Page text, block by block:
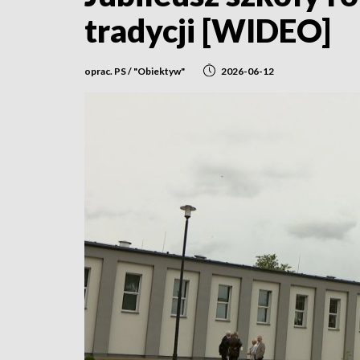
tradycji [WIDEO]
oprac. PS / "Obiektyw" 2026-06-12